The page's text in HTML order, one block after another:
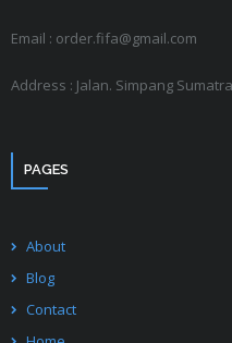
Email : order.fifa@gmail.com
Address : Jalan. Simpang
PAGES
About
Blog
Contact